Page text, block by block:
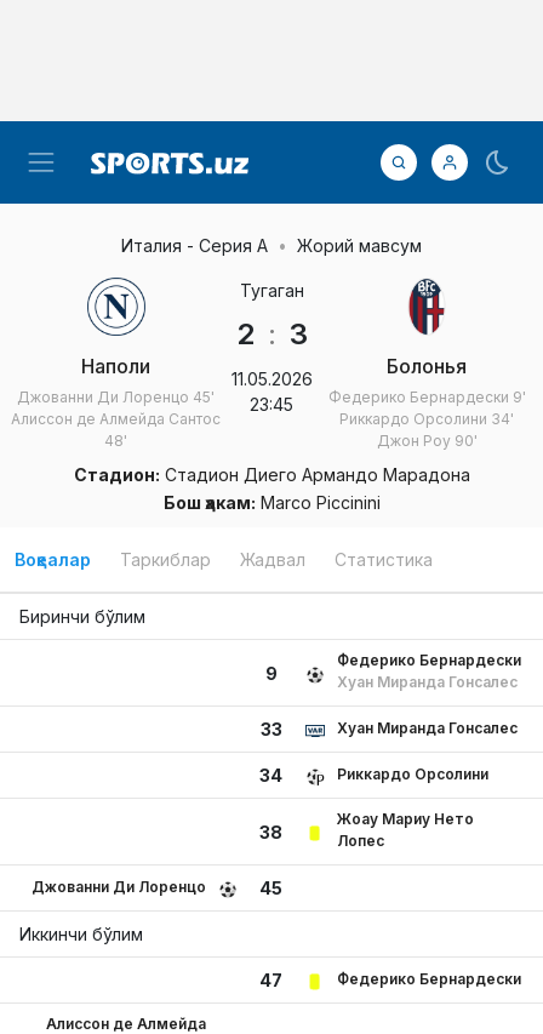
Италия - Серия А Жорий мавсум
Наполи
Джованни Ди Лоренцо 45'
Алиссон де Алмейда Сантос
48'
Тугаган
2 : 3
11.05.2026
23:45
Болонья
Федерико Бернардески 9'
Риккардо Орсолини 34'
Джон Роу 90'
Стадион: Стадион Диего Армандо Марадона
Бош ҳакам: Marco Piccinini
Воқеалар Таркиблар Жадвал Статистика
Биринчи бўлим
9
Федерико Бернардески
Хуан Миранда Гонсалес
33 Хуан Миранда Гонсалес
34 Риккардо Орсолини
38
Жоау Мариу Нето
Лопес
45
Джованни Ди Лоренцо
Иккинчи бўлим
47 Федерико Бернардески
Алиссон де Алмейда